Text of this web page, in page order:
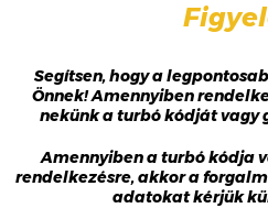
Segítsen, hogy a
Önnek! Amennyiben
nekünk a turbó kódját vagy
Amennyiben a turbó kódja
rendelkezésre, akkor a
adatokat kérjük